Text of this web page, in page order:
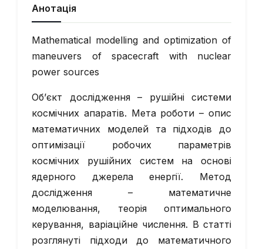
Анотація
Mathematical modelling and optimization of
maneuvers of spacecraft with nuclear
power sources
Об’єкт дослідження – рушійні системи
космічних апаратів. Мета роботи – опис
математичних моделей та підходів до
оптимізації робочих параметрів
космічних рушійних систем на основі
ядерного джерела енергії. Метод
дослідження – математичне
моделювання, теорія оптимального
керування, варіаційне числення. В статті
розглянуті підходи до математичного